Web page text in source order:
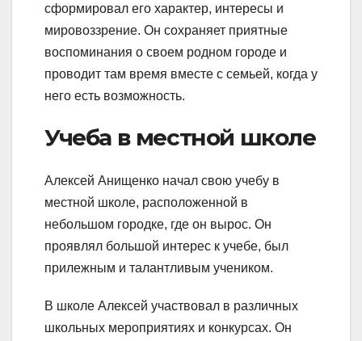
сформировал его характер, интересы и
мировоззрение. Он сохраняет приятные
воспоминания о своем родном городе и
проводит там время вместе с семьей, когда у
него есть возможность.
Учеба в местной школе
Алексей Анищенко начал свою учебу в
местной школе, расположенной в
небольшом городке, где он вырос. Он
проявлял большой интерес к учебе, был
прилежным и талантливым учеником.
В школе Алексей участвовал в различных
школьных мероприятиях и конкурсах. Он